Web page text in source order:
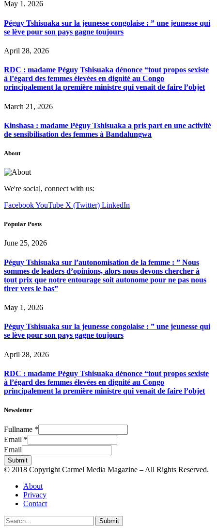
May 1, 2026
Péguy Tshisuaka sur la jeunesse congolaise : ” une jeunesse qui
se lève pour son pays gagne toujours
April 28, 2026
RDC : madame Péguy Tshisuaka dénonce “tout propos sexiste
à l’égard des femmes élevées en dignité au Congo
principalement la première ministre qui venait de faire l’objet
March 21, 2026
Kinshasa : madame Péguy Tshisuaka a pris part en une activité
de sensibilisation des femmes à Bandalungwa
About
We're social, connect with us:
FacebookYouTube X (Twitter) LinkedIn
Popular Posts
June 25, 2026
Péguy Tshisuaka sur l’autonomisation de la femme : ” Nous
sommes de leaders d’opinions, alors nous devons chercher à
tout prix que notre entourage soit autonome pour ne pas nous
tirer vers le bas”
May 1, 2026
Péguy Tshisuaka sur la jeunesse congolaise : ” une jeunesse qui
se lève pour son pays gagne toujours
April 28, 2026
RDC : madame Péguy Tshisuaka dénonce “tout propos sexiste
à l’égard des femmes élevées en dignité au Congo
principalement la première ministre qui venait de faire l’objet
Newsletter
Fullname *
Email *
Email
Submit
© 2018 Copyright Carmel Media Magazine – All Rights Reserved.
About
Privacy
Contact
Submit